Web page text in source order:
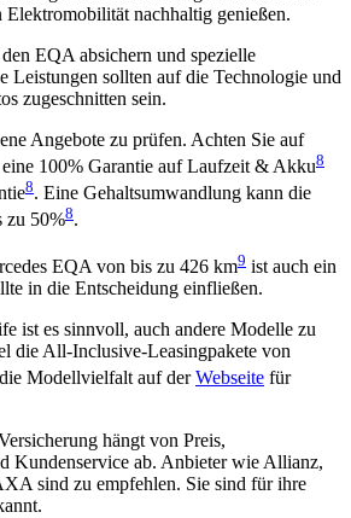
Elektromobilität nachhaltig genießen.
EQA absichern und spezielle
Leistungen sollten auf die Technologie und
zugeschnitten sein.
Angebote zu prüfen. Achten Sie auf
100% Garantie auf Laufzeit & Akku8
8. Eine Gehaltsumwandlung kann die
zu 50%8.
EQA von bis zu 426 km9 ist auch ein
in die Entscheidung einfließen.
ist es sinnvoll, auch andere Modelle zu
die All-Inclusive-Leasingpakete von
Modellvielfalt auf derWebseite für
hängt von Preis,
Kundenservice ab. Anbieter wie Allianz,
sind zu empfehlen. Sie sind für ihre